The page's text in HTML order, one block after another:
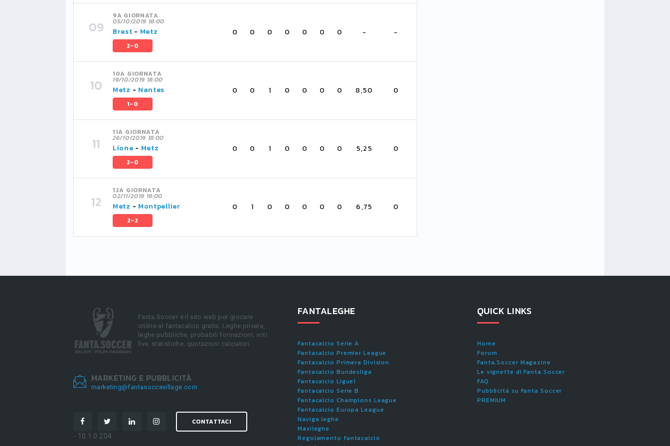
9A GIORNATA
05/10/2019 18:00
Brest - Metz
2-0
0 0 0 0 0 0 0 - -
10A GIORNATA
19/10/2019 18:00
Metz - Nantes
1-0
0 0 1 0 0 0 0 8,50 0
11A GIORNATA
26/10/2019 18:00
Lione - Metz
2-0
0 0 1 0 0 0 0 5,25 0
12A GIORNATA
02/11/2019 19:00
Metz - Montpellier
2-2
0 1 0 0 0 0 0 6,75 0
Fanta.Soccer è il sito web per giocare
online al fantacalcio gratis. Leghe private,
leghe pubbliche, probabili formazioni, voti
live, statistiche, quotazioni calciatori.
MARKETING E PUBBLICITÀ
marketing@fantasoccevillage.com
CONTATTACI
- 10.1.0.204
FANTALEGHE
Fantacalcio Serie A
Fantacalcio Premier League
Fantacalcio Primera Division
Fantacalcio Bundesliga
Fantacalcio Ligue1
Fantacalcio Serie B
Fantacalcio Champions League
Fantacalcio Europa League
Naviga leghe
Maxileghe
Regolamento fantacalcio
QUICK LINKS
Home
Forum
Fanta.Soccer Magazine
Le vignette di Fanta.Soccer
FAQ
Pubblicità su Fanta.Soccer
PREMIUM